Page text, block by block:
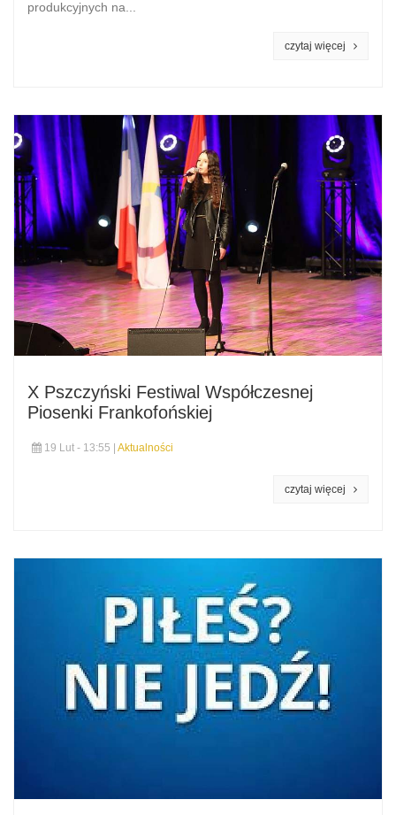
produkcyjnych na...
X Pszczyński Festiwal Współczesnej
Piosenki Frankofońskiej
19 Lut - 13:55 | Aktualności